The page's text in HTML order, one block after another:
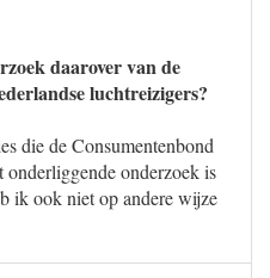
daarover van de
luchtreizigers?
die de Consumentenbond
onderliggende onderzoek is
ik ook niet op andere wijze